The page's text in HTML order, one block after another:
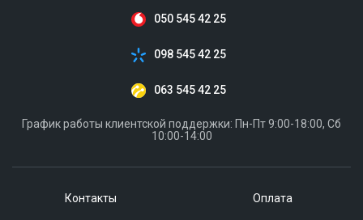
Контакты Оплата
050 545 42 25
098 545 42 25
063 545 42 25
График работы клиентской поддержки: Пн-Пт 9:00-18:00, Сб
10:00-14:00